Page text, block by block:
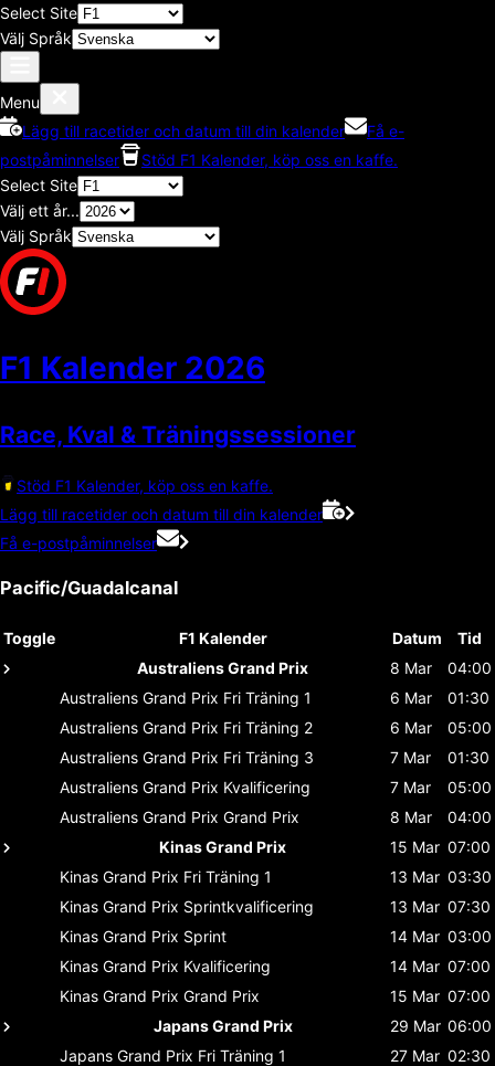
Select Site
Välj Språk
Menu
Lägg till racetider och datum till din kalender
Få e-
postpåminnelser
Stöd F1 Kalender, köp oss en kaffe.
Select Site
Välj ett år...
Välj Språk
F1 Kalender 2026
Race, Kval & Träningssessioner
Stöd F1 Kalender, köp oss en kaffe.
Lägg till racetider och datum till din kalender
Få e-postpåminnelser
Pacific/Guadalcanal
Toggle F1 Kalender Datum
Tid
Australiens Grand Prix
8 Mar
04:00
Australiens Grand Prix Fri Träning 1 6 Mar
01:30
Australiens Grand Prix Fri Träning 2 6 Mar
05:00
Australiens Grand Prix Fri Träning 3 7 Mar
01:30
Australiens Grand Prix Kvalificering 7 Mar
05:00
Australiens Grand Prix Grand Prix 8 Mar
04:00
Kinas Grand Prix
15 Mar 07:00
Kinas Grand Prix Fri Träning 1 13 Mar 03:30
Kinas Grand Prix Sprintkvalificering 13 Mar 07:30
Kinas Grand Prix Sprint 14 Mar 03:00
Kinas Grand Prix Kvalificering 14 Mar 07:00
Kinas Grand Prix Grand Prix 15 Mar 07:00
Japans Grand Prix
29 Mar 06:00
Japans Grand Prix Fri Träning 1 27 Mar 02:30